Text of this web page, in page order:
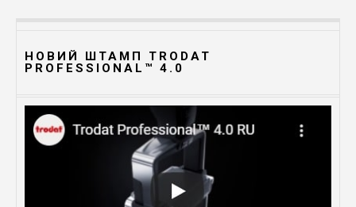
НОВИЙ ШТАМП TRODAT
PROFESSIONAL™ 4.0